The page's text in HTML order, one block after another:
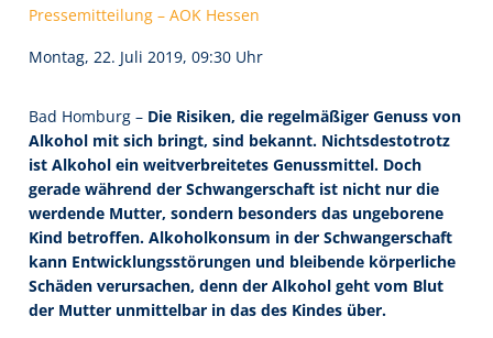
Pressemitteilung – AOK Hessen
Montag, 22. Juli 2019, 09:30 Uhr
Bad Homburg – Die Risiken, die regelmäßiger Genuss von
Alkohol mit sich bringt, sind bekannt. Nichtsdestotrotz
ist Alkohol ein weitverbreitetes Genussmittel. Doch
gerade während der Schwangerschaft ist nicht nur die
werdende Mutter, sondern besonders das ungeborene
Kind betroffen. Alkoholkonsum in der Schwangerschaft
kann Entwicklungsstörungen und bleibende körperliche
Schäden verursachen, denn der Alkohol geht vom Blut
der Mutter unmittelbar in das des Kindes über.